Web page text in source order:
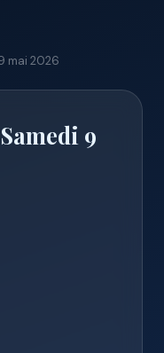
mai 2026
9